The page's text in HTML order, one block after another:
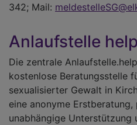
342; Mail:
Anlaufstelle help
Die zentrale
kostenlose Beratungsstelle
sexualisierter Gewalt in
eine anonyme
unabhängige Unterstützung